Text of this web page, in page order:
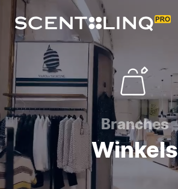
Branches
Winkels